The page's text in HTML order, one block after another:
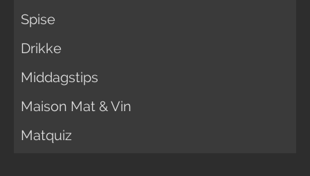
Spise
Drikke
Middagstips
Maison Mat & Vin
Matquiz